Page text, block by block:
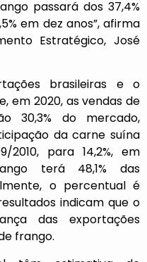
passará dos 37,4%
em dez anos”, afirma
Estratégico, José
brasileiras e o
em 2020, as vendas de
30,3% do mercado,
da carne suína
2010, para 14,2%, em
terá 48,1% das
o percentual é
indicam que o
das exportações
frango.